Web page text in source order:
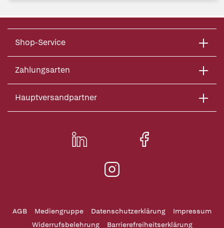
Shop-Service
Zahlungsarten
Hauptversandpartner
AGB Mediengruppe Datenschutzerklärung
Impressum
Widerrufsbelehrung
Barrierefreiheitserklärung